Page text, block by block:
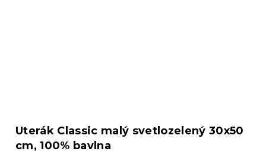
Uterák Classic malý svetlozelený 30x50
cm, 100% bavlna